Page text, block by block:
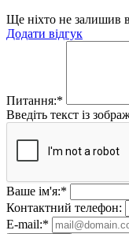
Ще ніхто не залишив
Додати відгук
Питання:*
Введіть текст із
Ваше ім'я:*
Контактний телефон:
E-mail:*